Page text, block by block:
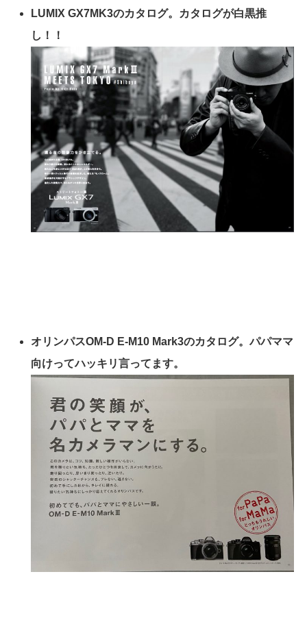
LUMIX GX7MK3のカタログ。カタログが白黒推
し！！
オリンパスOM-D E-M10 Mark3のカタログ。パパママ
向けってハッキリ言ってます。